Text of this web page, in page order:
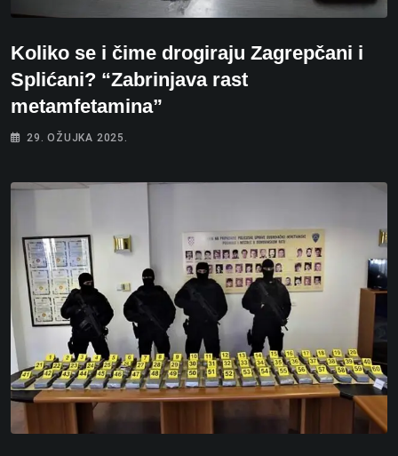
Koliko se i čime drogiraju Zagrepčani i
Splićani? “Zabrinjava rast
metamfetamina”
29. OŽUJKA 2025.